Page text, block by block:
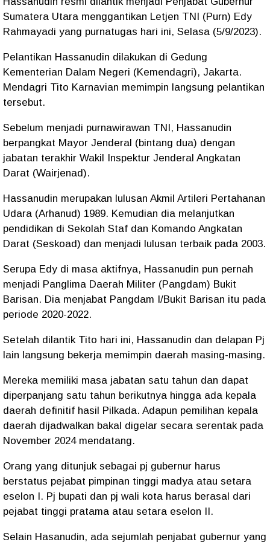
Sumatera Utara menggantikan Letjen TNI (Purn) Edy
Rahmayadi yang purnatugas hari ini, Selasa (5/9/2023).
Pelantikan Hassanudin dilakukan di Gedung
Kementerian Dalam Negeri (Kemendagri), Jakarta.
Mendagri Tito Karnavian memimpin langsung pelantikan
tersebut.
Sebelum menjadi purnawirawan TNI, Hassanudin
berpangkat Mayor Jenderal (bintang dua) dengan
jabatan terakhir Wakil Inspektur Jenderal Angkatan
Darat (Wairjenad).
Hassanudin merupakan lulusan Akmil Artileri Pertahanan
Udara (Arhanud) 1989. Kemudian dia melanjutkan
pendidikan di Sekolah Staf dan Komando Angkatan
Darat (Seskoad) dan menjadi lulusan terbaik pada 2003.
Serupa Edy di masa aktifnya, Hassanudin pun pernah
menjadi Panglima Daerah Militer (Pangdam) Bukit
Barisan. Dia menjabat Pangdam I/Bukit Barisan itu pada
periode 2020-2022.
Setelah dilantik Tito hari ini, Hassanudin dan delapan Pj
lain langsung bekerja memimpin daerah masing-masing.
Mereka memiliki masa jabatan satu tahun dan dapat
diperpanjang satu tahun berikutnya hingga ada kepala
daerah definitif hasil Pilkada. Adapun pemilihan kepala
daerah dijadwalkan bakal digelar secara serentak pada
November 2024 mendatang.
Orang yang ditunjuk sebagai pj gubernur harus
berstatus pejabat pimpinan tinggi madya atau setara
eselon I. Pj bupati dan pj wali kota harus berasal dari
pejabat tinggi pratama atau setara eselon II.
Selain Hasanudin, ada sejumlah penjabat gubernur yang